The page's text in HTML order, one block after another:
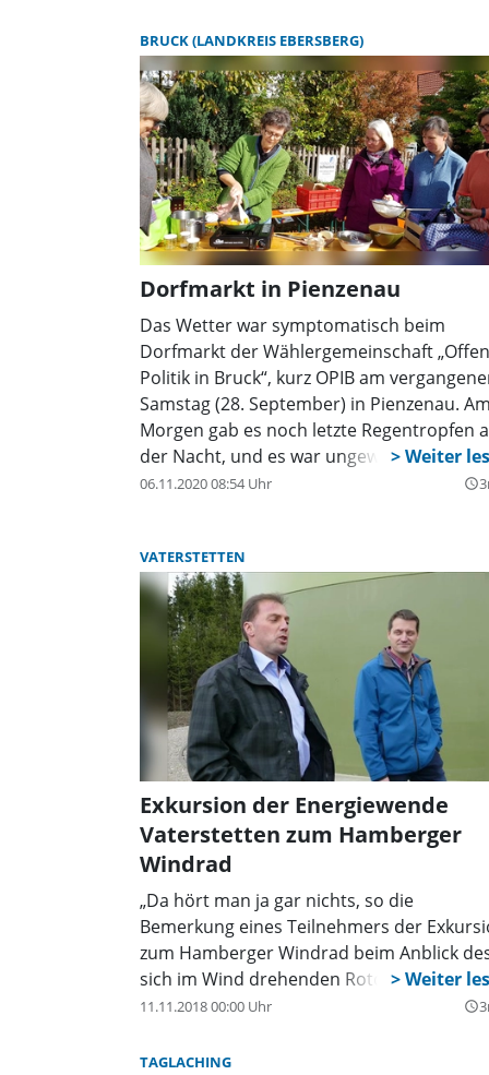
Reitstall zurück.
BRUCK (LANDKREIS EBERSBERG)
Dorfmarkt in Pienzenau
Das Wetter war symptomatisch beim
Dorfmarkt der Wählergemeinschaft
Politik in Bruck“, kurz OPIB am
Samstag (28. September) in Pienzenau. Am
Morgen gab es noch letzte Regentropfen
der Nacht, und es war ungewiss, wie sich
Wetter an diesem Tag entwickeln würde.
06.11.2020 08:54 Uhr query_builder
VATERSTETTEN
Exkursion der Energiewende
Vaterstetten zum Hamberger
Windrad
„Da hört man ja gar nichts, so die
Bemerkung eines Teilnehmers der
zum Hamberger Windrad beim Anblick
sich im Wind drehenden Rotors.
11.11.2018 00:00 Uhr query_builder
TAGLACHING